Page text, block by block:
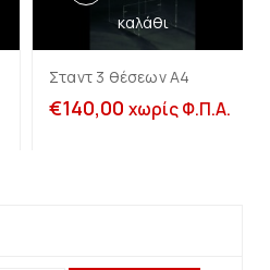
καλάθι
Σταντ 3 θέσεων Α4
€140,00 χωρίς Φ.Π.Α.